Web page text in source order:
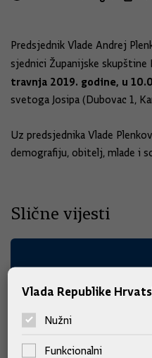
Predsjednik Vlade Andrej
sjednici Županijske skupštine
travnja 2019. godine, u
svetoga Josipa (Dubovac 1,
Uz predsjednika Vlade
demografiju, obitelj, mlade i
Slične vijesti
Vlada Republike
Nužni
Funkcionalni